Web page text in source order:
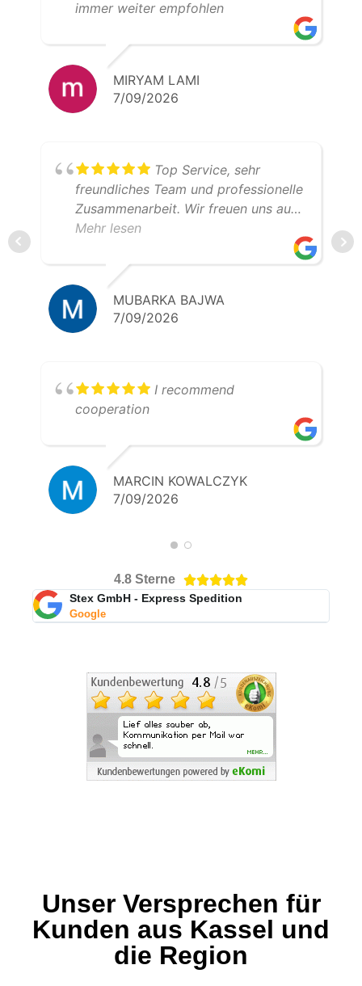
immer weiter empfohlen
MIRYAM LAMI
7/09/2026
Top Service, sehr
freundliches Team und professionelle
Zusammenarbeit. Wir freuen uns auf
weitere gemeinsame Transporte.
Mehr lesen
MUBARKA BAJWA
7/09/2026
I recommend
cooperation
MARCIN KOWALCZYK
7/09/2026
4.8 Sterne 
Stex GmbH - Express Spedition
Google
Unser Versprechen für
Kunden aus Kassel und
die Region